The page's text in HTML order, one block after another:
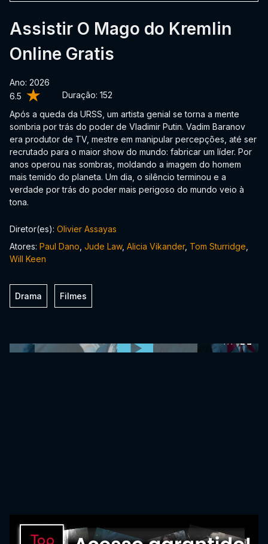
6.5 Duração: 152
Assistir O Mago do Kremlin
Online Gratis
Ano: 2026
Após a queda da URSS, um artista genial se torna a mente
sombria por trás do poder de Vladimir Putin. Vadim Baranov
era produtor de TV, mestre em manipular percepções, até ser
recrutado para o maior show do mundo: fabricar um líder. Por
anos operou nas sombras, moldando a imagem do homem
mais temido do planeta. Um dia, o silêncio terminou e a
verdade por trás do poder mais perigoso do mundo veio à
tona.
Diretor(es): Olivier Assayas
Atores: Paul Dano Jude Law, Alicia Vikander, Tom Sturridge
Will Keen
Drama Filmes